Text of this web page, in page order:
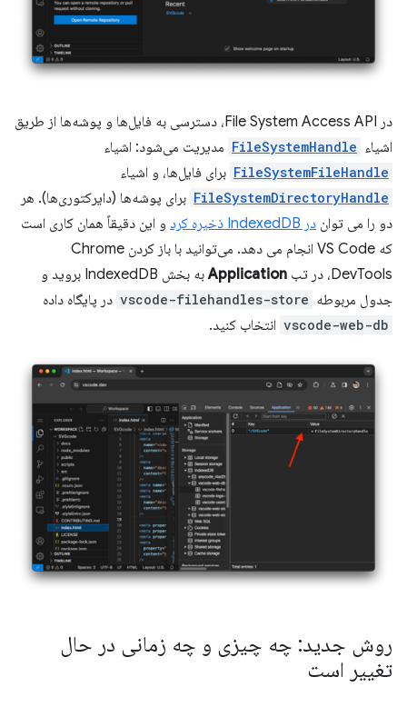
در File System Access API، دسترسی به فایل‌ها و پوشه‌ها از طریق
اشیاء FileSystemHandle مدیریت می‌شود: اشیاء
FileSystemFileHandle برای فایل‌ها، و اشیاء
FileSystemDirectoryHandle برای پوشه‌ها (دایرکتوری‌ها). هر
دو را می توان در IndexedDB ذخیره کرد
و این دقیقاً همان کاری است
که VS Code انجام می دهد. می‌توانید با باز کردن Chrome
DevTools، در تب
Application
به بخش IndexedDB بروید و
جدول مربوطه vscode-filehandles-store در پایگاه داده
vscode-web-db انتخاب کنید.
روش جدید: چه چیزی و چه زمانی در حال
تغییر است